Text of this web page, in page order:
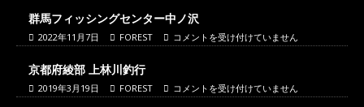
群馬フィッシングセンター中ノ沢
2022年11月7日 FOREST コメントを受け付けていません
京都府綾部 上林川釣行
2019年3月19日 FOREST コメントを受け付けていません